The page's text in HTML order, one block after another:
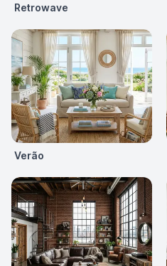
Retrowave
Verão